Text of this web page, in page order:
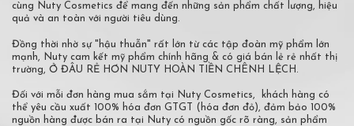
cùng Nuty Cosmetics để mang đến những sản phẩm chất lượng, hiệu
quả và an toàn với người tiêu dùng.
Đồng thời nhờ sự "hậu thuẫn" rất lớn từ các tập đoàn mỹ phẩm lớn
mạnh, Nuty cam kết mỹ phẩm chính hãng & có giá bán lẻ rẻ nhất thị
trường, Ở ĐÂU RẺ HƠN NUTY HOÀN TIỀN CHÊNH LỆCH.
Đối với mỗi đơn hàng mua sắm tại Nuty Cosmetics, khách hàng có
thể yêu cầu xuất 100% hóa đơn GTGT (hóa đơn đỏ), đảm bảo 100%
nguồn hàng được bán ra tại Nuty có nguồn gốc rõ ràng, sản phẩm